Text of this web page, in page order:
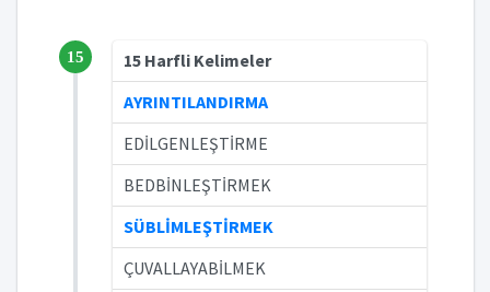
15
15 Harfli Kelimeler
AYRINTILANDIRMA
EDİLGENLEŞTİRME
BEDBİNLEŞTİRMEK
SÜBLİMLEŞTİRMEK
ÇUVALLAYABİLMEK